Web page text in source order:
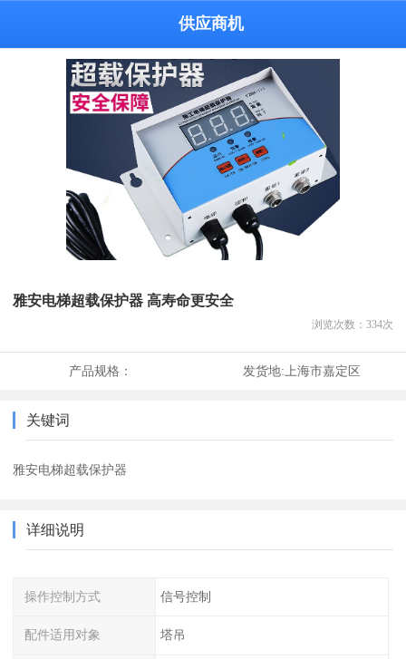
供应商机
雅安电梯超载保护器 高寿命更安全
浏览次数： 334次
产品规格： 发货地:上海市嘉定区
关键词
雅安电梯超载保护器
详细说明
操作控制方式 信号控制
配件适用对象 塔吊